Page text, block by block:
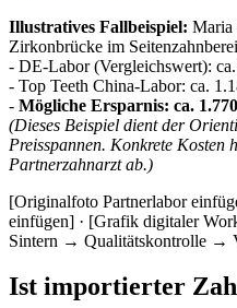
Illustratives Fallbeispiel: Maria
Zirkonbrücke im
- DE-Labor (Vergleichswert):
- Top Teeth China-Labor: ca.
- Mögliche Ersparnis: ca.
(Dieses Beispiel dient der
Preisspannen. Konkrete Kosten
Partnerzahnarzt ab.)
[Originalfoto Partnerlabor
einfügen] · [Grafik digitaler
Sintern → Qualitätskontrolle →
Ist importierter